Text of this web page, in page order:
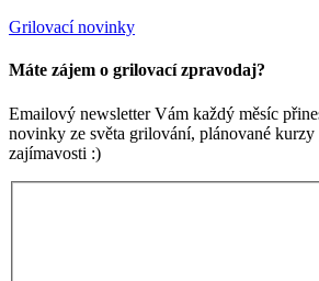
Grilovací novinky
Máte zájem o grilovací zpravodaj?
Emailový newsletter Vám každý měsíc
novinky ze světa grilování, plánované
zajímavosti :)